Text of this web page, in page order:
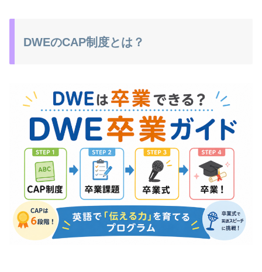
DWEのCAP制度とは？